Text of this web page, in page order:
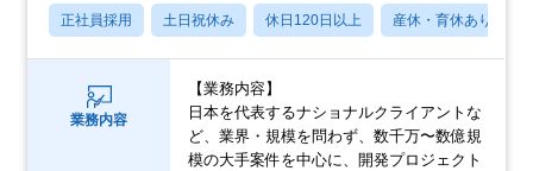
正社員採用 土日祝休み 休日120日以上 産休・育休あり
業務内容
【業務内容】
日本を代表するナショナルクライアントな
ど、業界・規模を問わず、数千万〜数億規
模の大手案件を中心に、開発プロジェクト